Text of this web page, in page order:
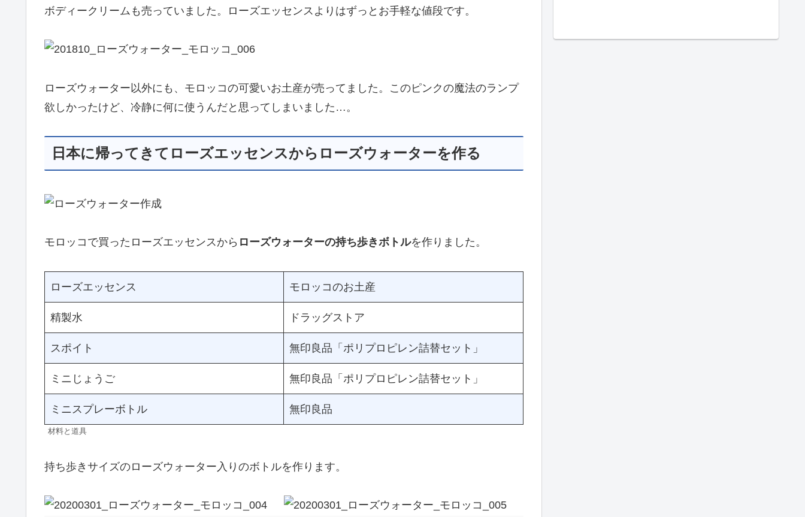
ボディークリームも売っていました。ローズエッセンスよりはずっとお手軽な値段です。
ローズウォーター以外にも、モロッコの可愛いお土産が売ってました。このピンクの魔法のランプ
欲しかったけど、冷静に何に使うんだと思ってしまいました…。
日本に帰ってきてローズエッセンスからローズウォーターを作る
モロッコで買ったローズエッセンスから ローズウォーターの持ち歩きボトルを作りました。
ローズエッセンス モロッコのお土産
精製水 ドラッグストア
スポイト 無印良品「ポリプロピレン詰替セット」
ミニじょうご 無印良品「ポリプロピレン詰替セット」
ミニスプレーボトル 無印良品
材料と道具
持ち歩きサイズのローズウォーター入りのボトルを作ります。